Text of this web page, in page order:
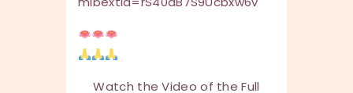
Watch the Video of the Full